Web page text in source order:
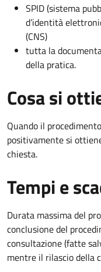
SPID (sistema
d’identità
(CNS)
tutta la
della pratica.
Cosa si
Quando il
positivamente si
chiesta.
Tempi e
Durata massima del
conclusione del
consultazione (fatte
mentre il rilascio della